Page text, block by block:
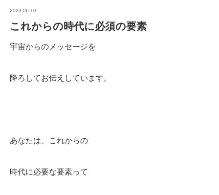
2023.06.10
これからの時代に必須の要素
宇宙からのメッセージを
降ろしてお伝えしています。
あなたは、これからの
時代に必要な要素って